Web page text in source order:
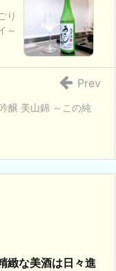
り
～
醸 美山錦 ～この純
Prev
緻な美酒は日々進